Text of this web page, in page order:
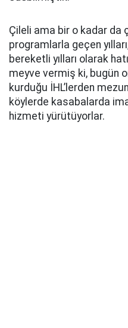
Çileli ama bir o kadar da
programlarla geçen
bereketli yılları olarak
meyve vermiş ki, bugün
kurduğu İHL’lerden
köylerde kasabalarda
hizmeti yürütüyorlar.